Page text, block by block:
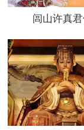
闾山许真